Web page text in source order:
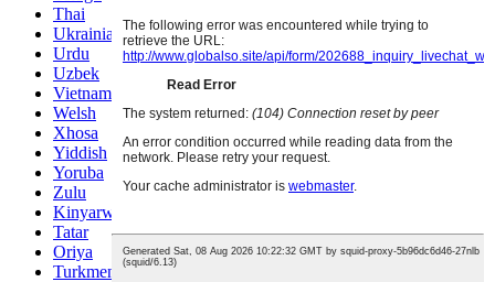
Thai
Ukrainian
Urdu
Uzbek
Vietnamese
Welsh
Xhosa
Yiddish
Yoruba
Zulu
Kinyarwanda
Tatar
Oriya
Turkmen